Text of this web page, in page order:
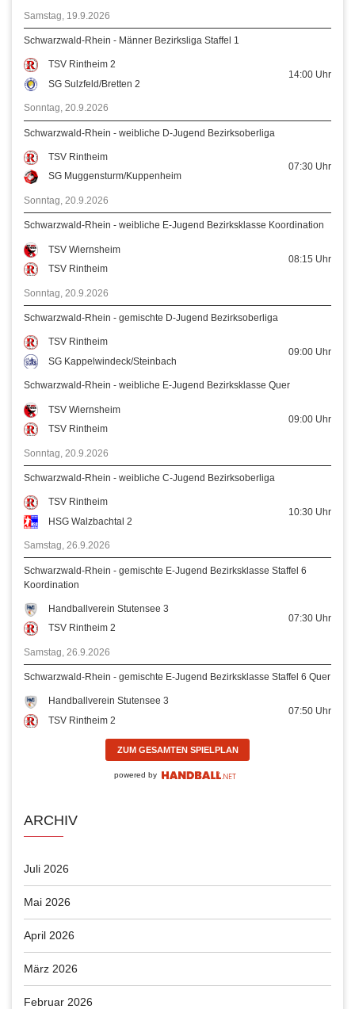
Samstag, 19.9.2026
Schwarzwald-Rhein - Männer Bezirksliga Staffel 1
TSV Rintheim 2
SG Sulzfeld/Bretten 2
14:00 Uhr
Sonntag, 20.9.2026
Schwarzwald-Rhein - weibliche D-Jugend Bezirksoberliga
TSV Rintheim
SG Muggensturm/Kuppenheim
07:30 Uhr
Sonntag, 20.9.2026
Schwarzwald-Rhein - weibliche E-Jugend Bezirksklasse Koordination
TSV Wiernsheim
TSV Rintheim
08:15 Uhr
Sonntag, 20.9.2026
Schwarzwald-Rhein - gemischte D-Jugend Bezirksoberliga
TSV Rintheim
SG Kappelwindeck/Steinbach
09:00 Uhr
Schwarzwald-Rhein - weibliche E-Jugend Bezirksklasse Quer
TSV Wiernsheim
TSV Rintheim
09:00 Uhr
Sonntag, 20.9.2026
Schwarzwald-Rhein - weibliche C-Jugend Bezirksoberliga
TSV Rintheim
HSG Walzbachtal 2
10:30 Uhr
Samstag, 26.9.2026
Schwarzwald-Rhein - gemischte E-Jugend Bezirksklasse Staffel 6
Koordination
Handballverein Stutensee 3
TSV Rintheim 2
07:30 Uhr
Samstag, 26.9.2026
Schwarzwald-Rhein - gemischte E-Jugend Bezirksklasse Staffel 6 Quer
Handballverein Stutensee 3
TSV Rintheim 2
07:50 Uhr
ZUM GESAMTEN SPIELPLAN
powered by
ARCHIV
Juli 2026
Mai 2026
April 2026
März 2026
Februar 2026